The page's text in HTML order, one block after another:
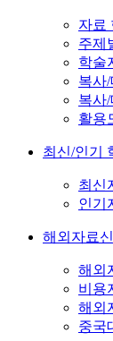
자료
주제
학술
복사
복사
활용
최신/인기
최신
인기
해외자료
해외
비용
해외
중국